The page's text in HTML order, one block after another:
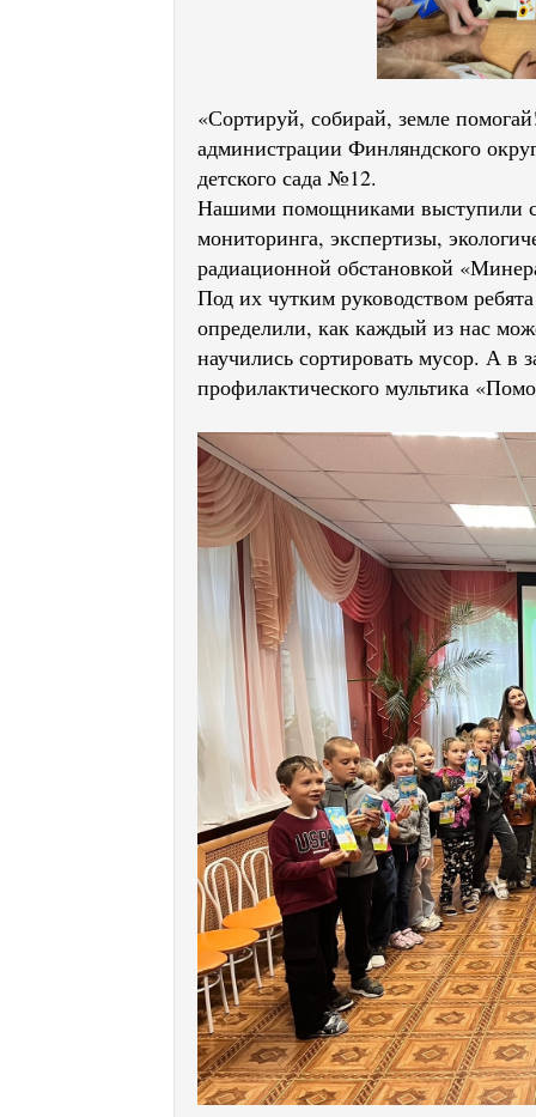
«Сортируй, собирай, земле
администрации Финляндского
детского сада №12.
Нашими помощниками выступили
мониторинга, экспертизы,
радиационной обстановкой
Под их чутким руководством
определили, как каждый из нас
научились сортировать мусор. А в
профилактического мультика